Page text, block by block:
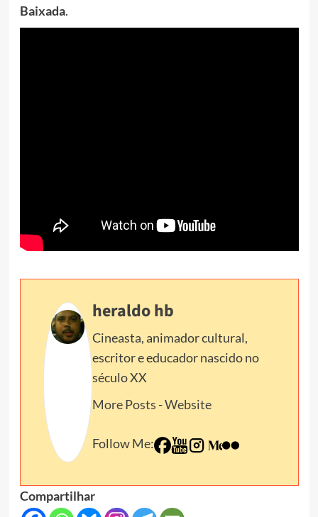
Baixada.
heraldo hb
Cineasta, animador cultural,
escritor e educador nascido no
século XX
More Posts -Website
Follow Me:
Compartilhar